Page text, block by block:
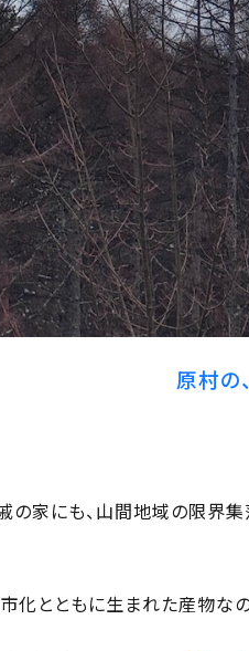
原村の
の家にも、山間地域の限界
化とともに生まれた産物な